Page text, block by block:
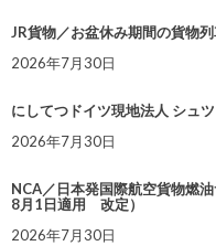
JR貨物／お盆休み期間の貨物
2026年7月30日
にしてつドイツ現地法人 シュ
2026年7月30日
NCA／日本発国際航空貨物燃
8月1日適用 改定）
2026年7月30日